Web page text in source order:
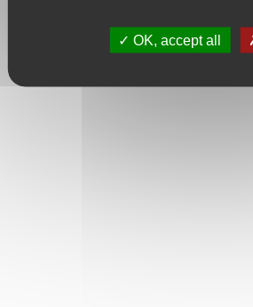
OK, accept all